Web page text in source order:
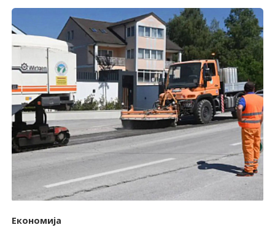
Економија